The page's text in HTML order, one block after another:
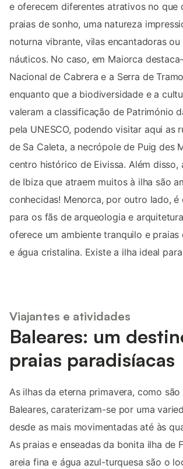
e oferecem diferentes atrativos no que
praias de sonho, uma natureza
noturna vibrante, vilas encantadoras
náuticos. No caso, em Maiorca
Nacional de Cabrera e a Serra de
enquanto que a biodiversidade e a
valeram a classificação de Património
pela UNESCO, podendo visitar aqui as
de Sa Caleta, a necrópole de Puig des
centro histórico de Eivissa. Além disso,
de Ibiza que atraem muitos à ilha são
conhecidas! Menorca, por outro lado, é
para os fãs de arqueologia e
oferece um ambiente tranquilo e praias
e água cristalina. Existe a ilha ideal
Viajantes e atividades
Baleares: um
praias paradisíacas
As ilhas da eterna primavera, como
Baleares, caraterizam-se por uma
desde as mais movimentadas até às
As praias e enseadas da bonita ilha de
areia fina e água azul-turquesa são o